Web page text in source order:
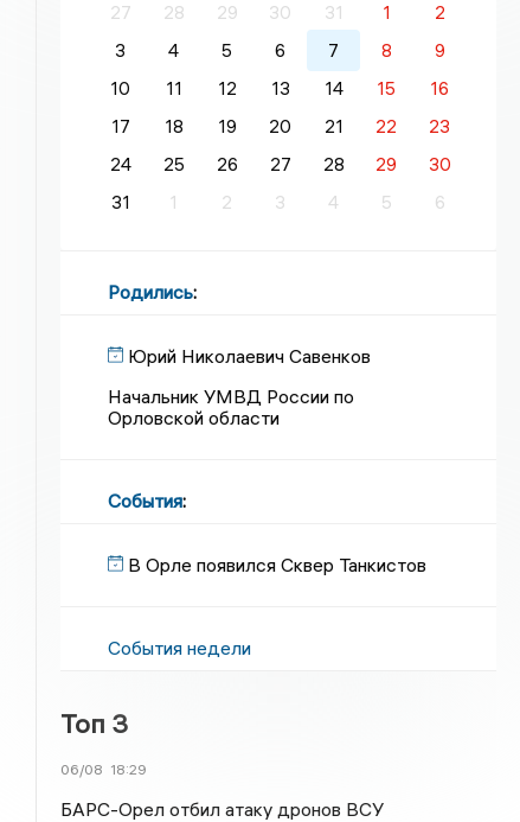
27
28 29 30 31 1
2
3
4 5 6 7 8
9
10
11 12 13 14 15
16
17
18 19 20 21 22
23
24
25 26 27 28 29
30
31
1 2 3 4 5 6
Родились:
Юрий Николаевич Савенков
Начальник УМВД России по
Орловской области
События:
В Орле появился Сквер Танкистов
События недели
Топ 3
06/08 18:29
БАРС-Орел отбил атаку дронов ВСУ